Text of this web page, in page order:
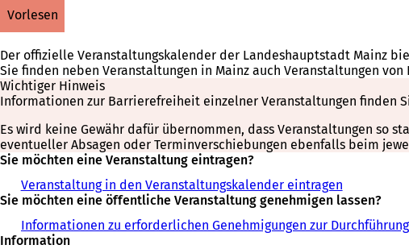
vorlesen
Der offizielle Veranstaltungskalender der Landeshauptstadt Mainz
Sie finden neben Veranstaltungen in Mainz auch Veranstaltungen
Wichtiger Hinweis
Informationen zur Barrierefreiheit einzelner Veranstaltungen finden
Es wird keine Gewähr dafür übernommen, dass Veranstaltungen
eventueller Absagen oder Terminverschiebungen ebenfalls beim
Sie möchten eine Veranstaltung eintragen?
Veranstaltung in den Veranstaltungskalender eintragen
Sie möchten eine öffentliche Veranstaltung genehmigen lassen?
Informationen zu erforderlichen Genehmigungen zur
Information